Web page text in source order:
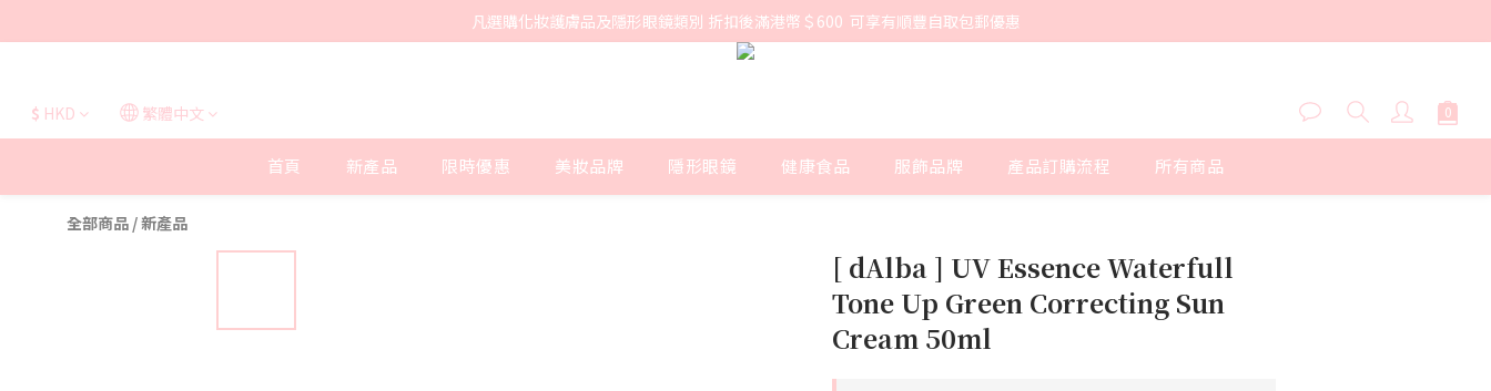
凡選購化妝護膚品及隱形眼鏡類別 折扣後滿港幣＄600  可享有順豐自取包郵優惠
$ HKD 繁體中文
首頁 新產品 限時優惠 美妝品牌 隱形眼鏡 健康食品 服飾品牌 產品訂購流程 所有商品
全部商品 /新產品
[ dAlba ] UV Essence Waterfull
Tone Up Green Correcting Sun
Cream 50ml